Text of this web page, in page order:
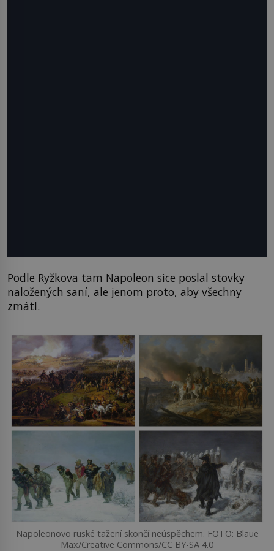
Podle Ryžkova tam Napoleon sice poslal stovky
naložených saní, ale jenom proto, aby všechny
zmátl.
Napoleonovo ruské tažení skončí neúspěchem. FOTO: Blaue
Max/Creative Commons/CC BY-SA 4.0